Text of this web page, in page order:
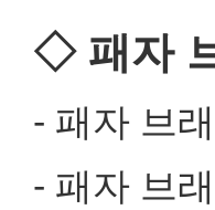
◇ 패자
- 패자 브
- 패자 브